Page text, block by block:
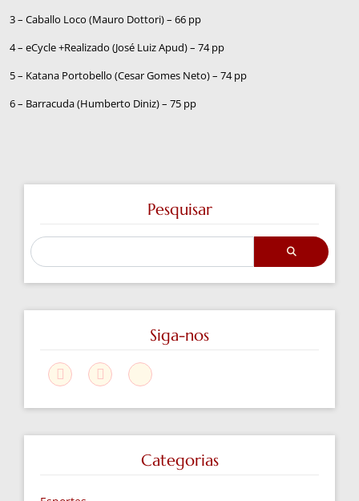
3 – Caballo Loco (Mauro Dottori) – 66 pp
4 – eCycle +Realizado (José Luiz Apud) – 74 pp
5 – Katana Portobello (Cesar Gomes Neto) – 74 pp
6 – Barracuda (Humberto Diniz) – 75 pp
Pesquisar
Siga-nos
Categorias